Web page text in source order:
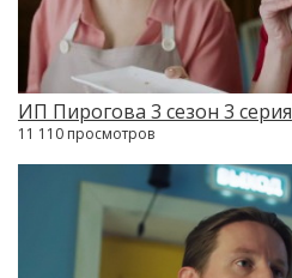
ИП Пирогова 3 сезон 3 серия
11 110 просмотров